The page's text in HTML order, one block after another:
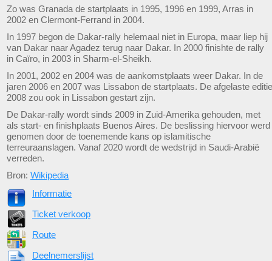
Zo was Granada de startplaats in 1995, 1996 en 1999, Arras in
2002 en Clermont-Ferrand in 2004.
In 1997 begon de Dakar-rally helemaal niet in Europa, maar liep hij
van Dakar naar Agadez terug naar Dakar. In 2000 finishte de rally
in Caïro, in 2003 in Sharm-el-Sheikh.
In 2001, 2002 en 2004 was de aankomstplaats weer Dakar. In de
jaren 2006 en 2007 was Lissabon de startplaats. De afgelaste editie
2008 zou ook in Lissabon gestart zijn.
De Dakar-rally wordt sinds 2009 in Zuid-Amerika gehouden, met
als start- en finishplaats Buenos Aires. De beslissing hiervoor werd
genomen door de toenemende kans op islamitische
terreuraanslagen. Vanaf 2020 wordt de wedstrijd in Saudi-Arabië
verreden.
Bron: Wikipedia
Informatie
Ticket verkoop
Route
Deelnemerslijst